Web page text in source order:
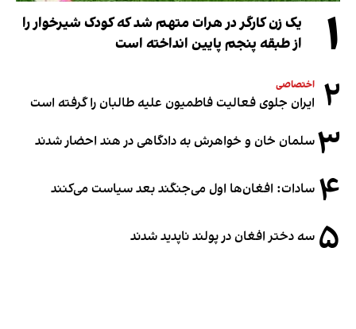
۱
یک زن کارگر در هرات متهم شد که کودک شیرخوار را
از طبقه پنجم پایین انداخته است
۲ اختصاصی
ایران جلوی فعالیت فاطمیون علیه طالبان را گرفته است
۳سلمان خان و خواهرش به دادگاهی در هند احضار شدند
۴ سادات: افغان‌ها اول می‌جنگند بعد سیاست می‌کنند
۵ سه دختر افغان در پولند ناپدید شدند